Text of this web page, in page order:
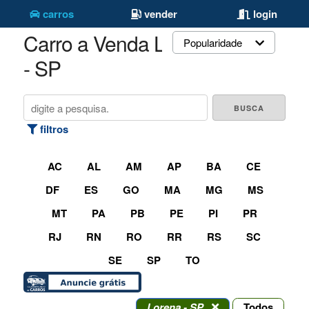
carros vender login
Carro a Venda Lorena
- SP
filtros
Popularidade
AC AL AM AP BA
CE
DF
ES GO MA MG
MS
MT
PA PB PE PI
PR
RJ
RN RO RR RS
SC
SE
SP TO